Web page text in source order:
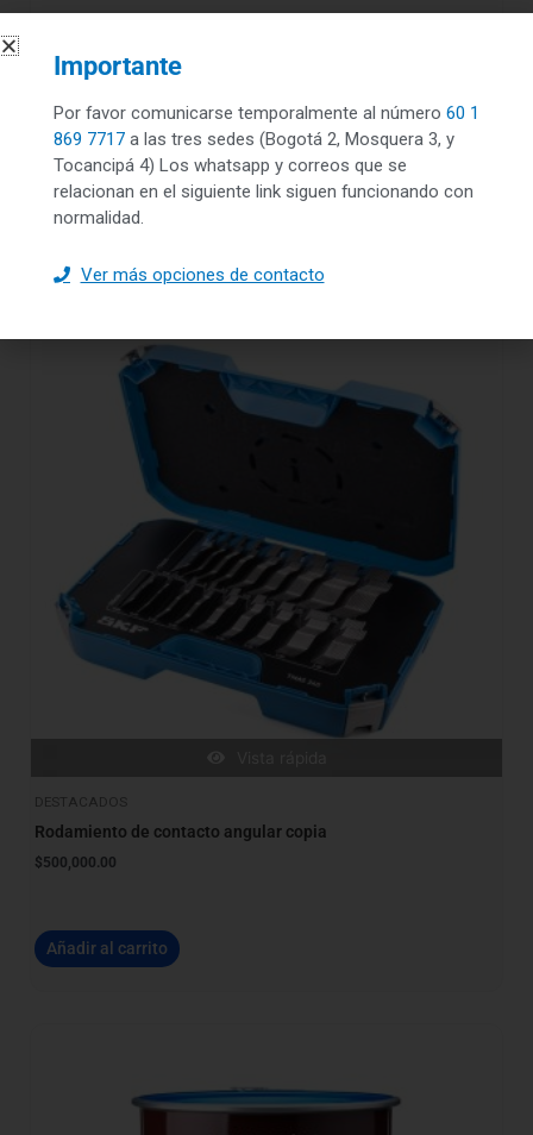
DESTACADOS
Rodamientos de bolas a rótula copia
500,000.00
Leer más
DESTACADOS
Rodamiento de contacto angular copia
$500,000.00
Añadir al carrito
Importante
Por favor comunicarse temporalmente al número 60 1
869 7717 a las tres sedes (Bogotá 2, Mosquera 3, y
Tocancipá 4) Los whatsapp y correos que se
relacionan en el siguiente link siguen funcionando con
normalidad.
Ver más opciones de contacto